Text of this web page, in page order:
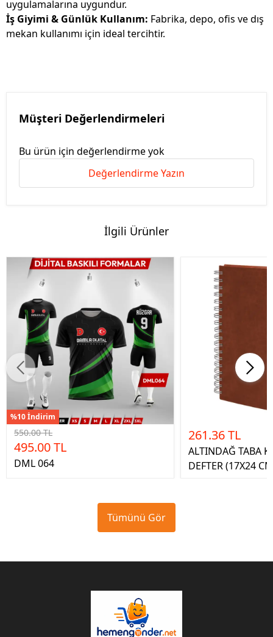
uygulamalarına uygundur.
İş Giyimi & Günlük Kullanım: Fabrika, depo, ofis ve dış
mekan kullanımı için ideal tercihtir.
Müşteri Değerlendirmeleri
Bu ürün için değerlendirme yok
Değerlendirme Yazın
İlgili Ürünler
%10 İndirim
550.00 TL
495.00 TL
DML 064
261.36 TL
ALTINDAĞ TABA
DEFTER (17X24
Tümünü Gör